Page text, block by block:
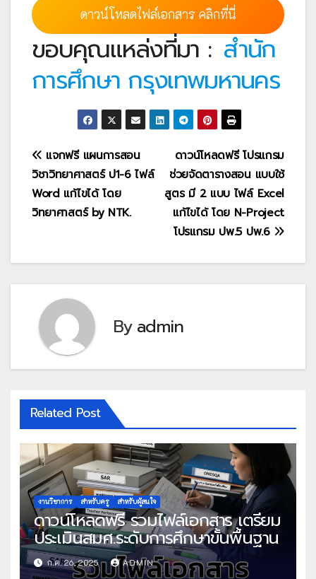
ดาวน์โหลดไฟล์เอกสาร คลิกที่นี่
ขอบคุณแหล่งที่มา : สำนัก
การศึกษา กรุงเทพมหานคร
แนะแนว
เรื่อง
ดาวน์โหลดฟรี โปรแกรม
ช่วยจัดตารางสอน แบบใช้
สูตร มี 2 แบบ ไฟล์ Excel
แก้ไขได้ โดย N-Project
โปรแกรม ปพ.5 ปพ.6
แจกฟรี แผนการสอน
วิชาวิทยาศาสตร์ ป1-6 ไฟล์
Word แก้ไขได้ โดย
วิทยาศาสตร์ by NTK.
Byadmin
Related Post
งานวิชาการ สำหรับครู สำหรับผู้สนใจ
ดาวน์โหลดฟรี รวมไฟล์เอกสาร เตรียม
ประเมินสมศ.ระดับการศึกษาขั้นพื้นฐาน
ก.ค. 26, 2025 ADMIN